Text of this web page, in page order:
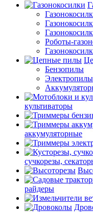
Роботы-
Бензопилы
Электропилы
культиваторы
аккумуляторные
сучкорезы,
райдеры